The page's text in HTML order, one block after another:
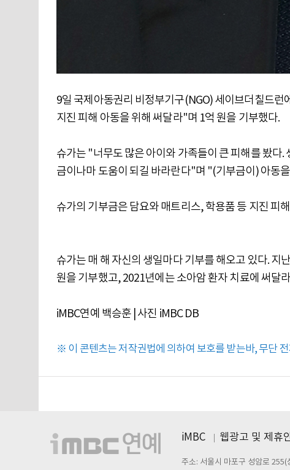
9일 국제아동권리 비정부기구(NGO) 세이브더칠드런
지진 피해 아동을 위해 써달라"며 1억 원을 기부했다.
슈가는 "너무도 많은 아이와 가족들이 큰 피해를 봤다
금이나마 도움이 되길 바라란다"며 "(기부금이) 아동
슈가의 기부금은 담요와 매트리스, 학용품 등 지진 피
슈가는 매 해 자신의 생일마다 기부를 해오고 있다. 지
원을 기부했고, 2021년에는 소아암 환자 치료에 써달
iMBC연예 백승훈 | 사진 iMBC DB
※ 이 콘텐츠는 저작권법에 의하여 보호를 받는바, 무단
iMBC 웹광고 및 제휴
주소: 서울시 마포구 성암로